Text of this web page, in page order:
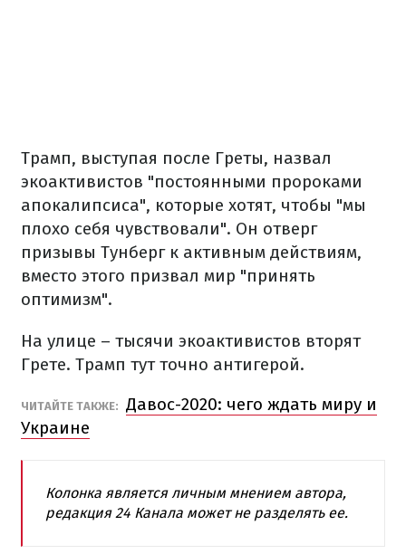
Трамп, выступая после Греты, назвал
экоактивистов "постоянными пророками
апокалипсиса", которые хотят, чтобы "мы
плохо себя чувствовали". Он отверг
призывы Тунберг к активным действиям,
вместо этого призвал мир "принять
оптимизм".
На улице – тысячи экоактивистов вторят
Грете. Трамп тут точно антигерой.
ЧИТАЙТЕ ТАКЖЕ: Давос-2020: чего ждать миру и
Украине
Колонка является личным мнением автора,
редакция 24 Канала может не разделять ее.